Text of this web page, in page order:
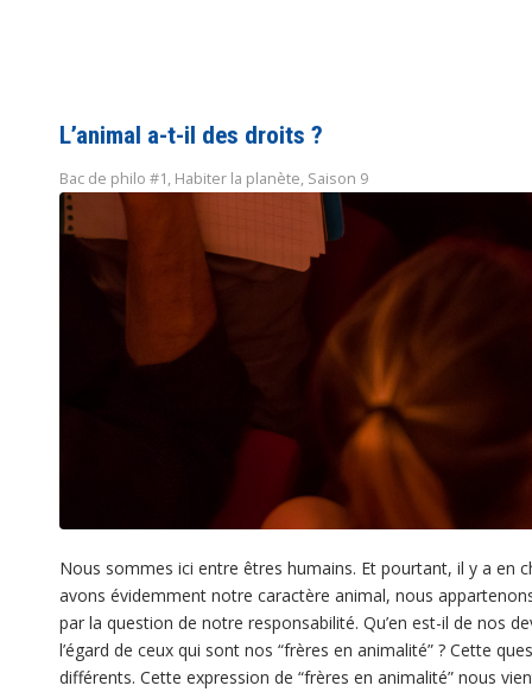
L’animal a-t-il des droits ?
Bac de philo #1, Habiter la planète, Saison 9
Nous sommes ici entre êtres humains. Et pourtant, il y a en
avons évidemment notre caractère animal, nous
par la question de notre responsabilité. Qu’en est-il de nos
l’égard de ceux qui sont nos “frères en animalité” ? Cette
différents. Cette expression de “frères en animalité” nous